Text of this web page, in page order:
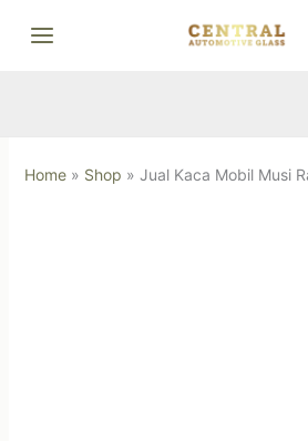
Home» Shop » Jual Kaca Mobil Musi